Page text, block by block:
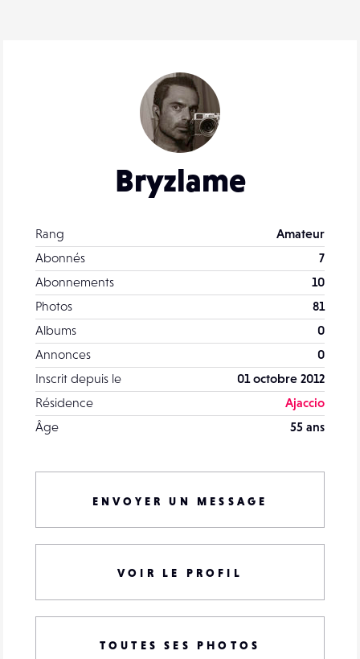
Bryzlame
Rang
Amateur
Abonnés
7
Abonnements
10
Photos
81
Albums
0
Annonces
0
Inscrit depuis le
01 octobre 2012
Résidence
Ajaccio
Âge
55 ans
ENVOYER UN MESSAGE
VOIR LE PROFIL
TOUTES SES PHOTOS